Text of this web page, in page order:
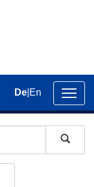
der
De En